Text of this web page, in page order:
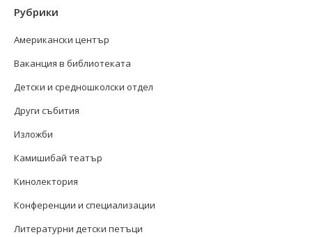
Рубрики
Американски център
Ваканция в библиотеката
Детски и средношколски отдел
Други събития
Изложби
Камишибай театър
Кинолектория
Конференции и специализации
Литературни детски петъци